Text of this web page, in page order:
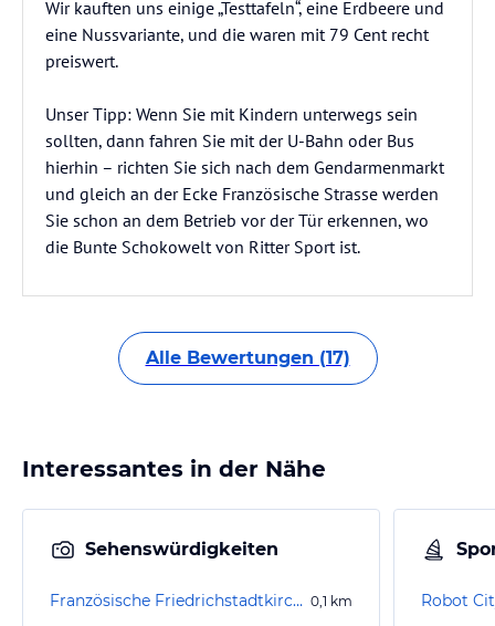
Wir kauften uns einige „Testtafeln“, eine Erdbeere und
eine Nussvariante, und die waren mit 79 Cent recht
preiswert.
Unser Tipp: Wenn Sie mit Kindern unterwegs sein
sollten, dann fahren Sie mit der U-Bahn oder Bus
hierhin – richten Sie sich nach dem Gendarmenmarkt
und gleich an der Ecke Französische Strasse werden
Sie schon an dem Betrieb vor der Tür erkennen, wo
die Bunte Schokowelt von Ritter Sport ist.
Alle Bewertungen (17)
Interessantes in der Nähe
Sehenswürdigkeiten
Französische Friedrichstadtkirche 0,1 km Robot